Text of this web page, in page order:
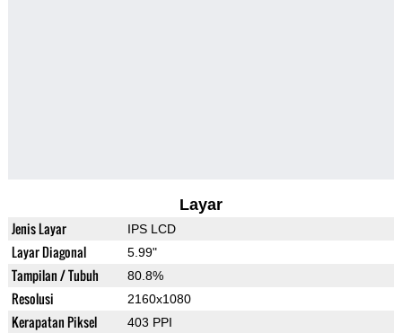
Layar
Jenis Layar IPS LCD
Layar Diagonal 5.99"
Tampilan / Tubuh 80.8%
Resolusi 2160x1080
Kerapatan Piksel 403 PPI